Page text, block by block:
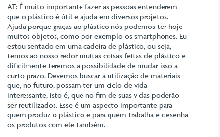
AT: É muito importante fazer as pessoas entenderem
que o plástico é útil e ajuda em diversos projetos.
Ajuda porque graças ao plástico nós podemos ter hoje
muitos objetos, como por exemplo os smartphones. Eu
estou sentado em uma cadeira de plástico, ou seja,
temos ao nosso redor muitas coisas feitas de plástico e
dificilmente teremos a possibilidade de mudar isso a
curto prazo. Devemos buscar a utilização de materiais
que, no futuro, possam ter um ciclo de vida
interessante, isto é, que no fim de suas vidas poderão
ser reutilizados. Esse é um aspecto importante para
quem produz o plástico e para quem trabalha e desenha
os produtos com ele também.